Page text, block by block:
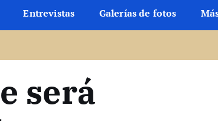
Entrevistas Galerías de fotos
será